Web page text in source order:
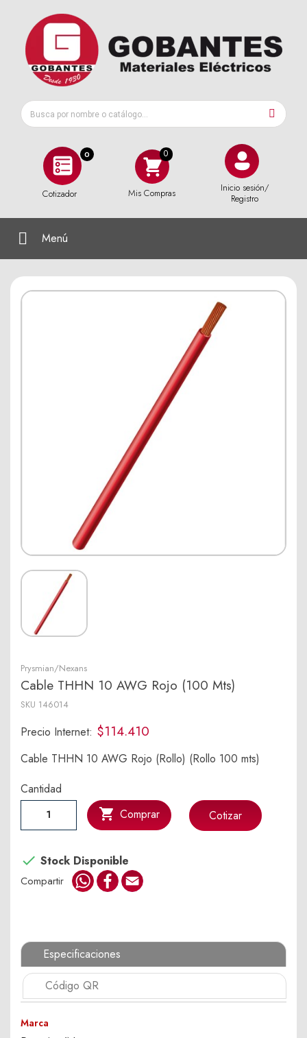
0
Cotizador Mis Compras
Inicio sesión/
Registro
Menú
Prysmian/Nexans
Cable THHN 10 AWG Rojo (100 Mts)
SKU 146014
Precio Internet: $114.410
Cable THHN 10 AWG Rojo (Rollo) (Rollo 100 mts)
Cantidad
 Comprar
 Stock Disponible
Cotizar
Compartir WhatsApp
Facebook
Especificaciones
Código QR
Marca